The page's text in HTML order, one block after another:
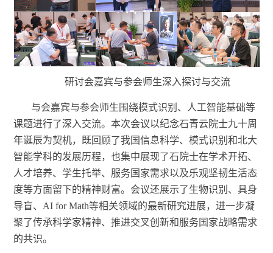
研讨会嘉宾与参会师生深入探讨与交流
与会嘉宾与参会师生围绕模式识别、人工智能基础等
课题进行了深入交流。本次会议以纪念石青云院士九十周
年诞辰为契机，既回顾了我国信息科学、模式识别和北大
智能学科的发展历程，也集中展现了石院士在学术开拓、
人才培养、学生托举、服务国家需求以及乐观坚韧生活态
度等方面留下的精神财富。会议还展示了生物识别、具身
导盲、 AI for Math等相关领域的最新研究进展，进一步凝
聚了传承科学家精神、推进交叉创新和服务国家战略需求
的共识。